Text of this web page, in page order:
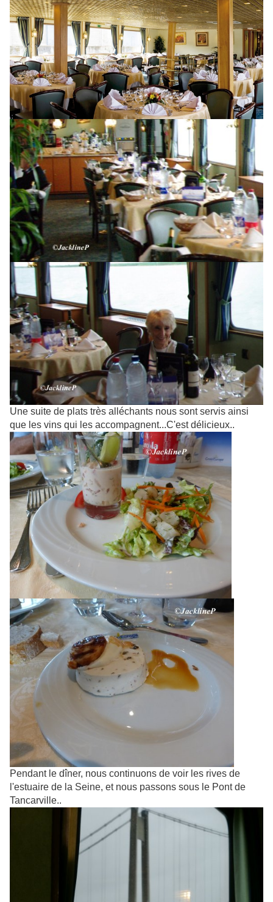
Une suite de plats très alléchants nous sont servis ainsi
que les vins qui les accompagnent...C'est délicieux..
Pendant le dîner, nous continuons de voir les rives de
l'estuaire de la Seine, et nous passons sous le Pont de
Tancarville..